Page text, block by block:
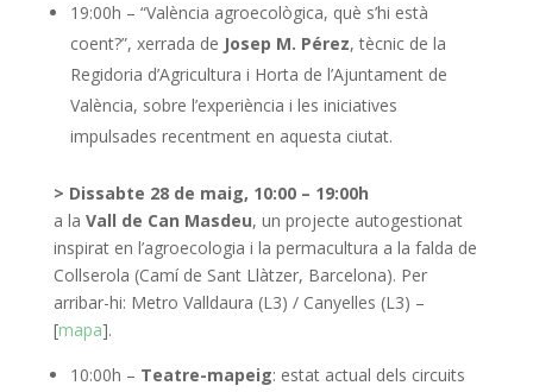
19:00h – “València agroecològica, què s’hi està
coent?”, xerrada de Josep M. Pérez, tècnic de la
Regidoria d’Agricultura i Horta de l’Ajuntament de
València, sobre l’experiència i les iniciatives
impulsades recentment en aquesta ciutat.
> Dissabte 28 de maig, 10:00 – 19:00h
a la Vall de Can Masdeu, un projecte autogestionat
inspirat en l’agroecologia i la permacultura a la falda de
Collserola (Camí de Sant Llàtzer, Barcelona). Per
arribar-hi: Metro Valldaura (L3) / Canyelles (L3) –
[mapa].
10:00h – Teatre-mapeig: estat actual dels circuits